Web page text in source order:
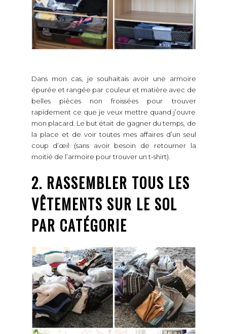
Dans mon cas, je souhaitais avoir une armoire
épurée et rangée par couleur et matière avec de
belles pièces non froissées pour trouver
rapidement ce que je veux mettre quand j’ouvre
mon placard. Le but était de gagner du temps, de
la place et de voir toutes mes affaires d’un seul
coup d’œil (sans avoir besoin de retourner la
moitié de l’armoire pour trouver un t-shirt).
2. RASSEMBLER TOUS LES
VÊTEMENTS SUR LE SOL
PAR CATÉGORIE